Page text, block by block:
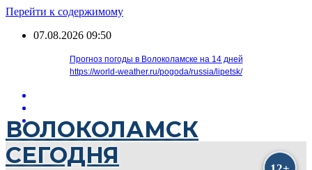
Перейти к содержимому
07.08.2026 09:50
Прогноз погоды в Волоколамске на 14 дней
https://world-weather.ru/pogoda/russia/lipetsk/
ВОЛОКОЛАМСК
СЕГОДНЯ